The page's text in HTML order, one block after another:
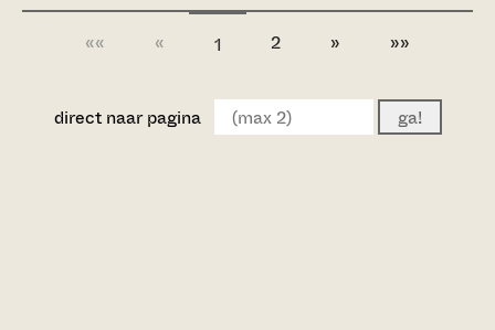
«« « 1 2 » »»
direct naar pagina ga!